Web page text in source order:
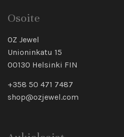
Osoite
OZ Jewel
Unioninkatu 15
00130 Helsinki FIN
+358 50 471 7487
shop@ozjewel.com